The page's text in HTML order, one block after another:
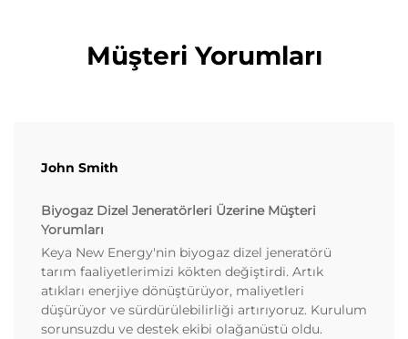
Müşteri Yorumları
John Smith
Biyogaz Dizel Jeneratörleri Üzerine Müşteri
Yorumları
Keya New Energy'nin biyogaz dizel jeneratörü
tarım faaliyetlerimizi kökten değiştirdi. Artık
atıkları enerjiye dönüştürüyor, maliyetleri
düşürüyor ve sürdürülebilirliği artırıyoruz. Kurulum
sorunsuzdu ve destek ekibi olağanüstü oldu.